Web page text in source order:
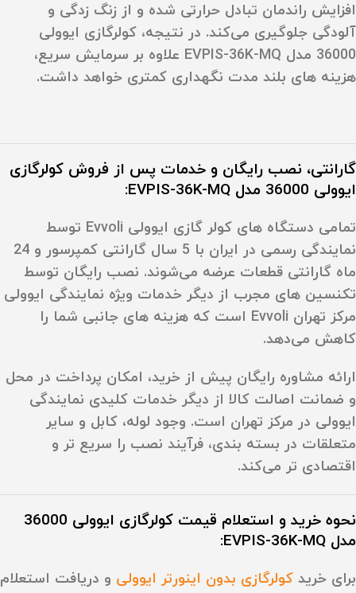
افزایش راندمان تبادل حرارتی شده و از زنگ‌ زدگی و
آلودگی جلوگیری می‌کند. در نتیجه، کولرگازی ایوولی
36000 مدل EVPIS-36K-MQ علاوه بر سرمایش سریع،
هزینه‌ های بلند مدت نگهداری کمتری خواهد داشت.
گارانتی، نصب رایگان و خدمات پس از فروش کولرگازی
ایوولی 36000 مدل EVPIS-36K-MQ
:
تمامی دستگاه‌ های کولر گازی ایوولی Evvoli توسط
نمایندگی رسمی در ایران با 5 سال گارانتی کمپرسور و 24
ماه گارانتی قطعات عرضه می‌شوند. نصب رایگان توسط
تکنسین‌ های مجرب از دیگر خدمات ویژه نمایندگی ایوولی
مرکز تهران Evvoli است که هزینه‌ های جانبی شما را
کاهش می‌دهد.
ارائه مشاوره رایگان پیش از خرید، امکان پرداخت در محل
و ضمانت اصالت کالا از دیگر خدمات کلیدی نمایندگی
ایوولی در مرکز تهران است. وجود لوله، کابل و سایر
متعلقات در بسته‌ بندی، فرآیند نصب را سریع‌ تر و
اقتصادی‌ تر می‌کند.
نحوه خرید و استعلام قیمت کولرگازی ایوولی 36000
مدل EVPIS-36K-MQ:
برای خرید کولرگازی بدون اینورتر ایوولی و دریافت استعلام